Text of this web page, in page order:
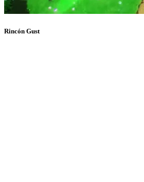
Rincón Gust